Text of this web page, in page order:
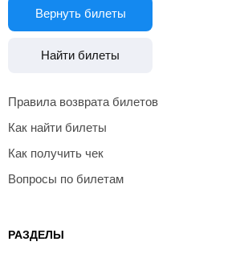
Вернуть билеты
Найти билеты
Правила возврата билетов
Как найти билеты
Как получить чек
Вопросы по билетам
РАЗДЕЛЫ